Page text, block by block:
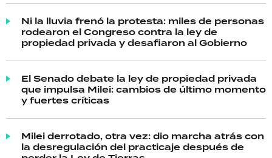
Ni la lluvia frenó la protesta: miles de personas
rodearon el Congreso contra la ley de
propiedad privada y desafiaron al Gobierno
El Senado debate la ley de propiedad privada
que impulsa Milei: cambios de último momento
y fuertes críticas
Milei derrotado, otra vez: dio marcha atrás con
la desregulación del practicaje después de